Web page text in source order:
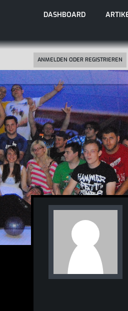
DASHBOARD
ANMELDEN ODER REGISTRIEREN